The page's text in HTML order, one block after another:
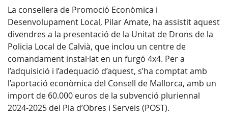
La consellera de Promoció Econòmica i
Desenvolupament Local, Pilar Amate, ha assistit aquest
divendres a la presentació de la Unitat de Drons de la
Policia Local de Calvià, que inclou un centre de
comandament instal·lat en un furgó 4x4. Per a
l’adquisició i l’adequació d’aquest, s’ha comptat amb
l’aportació econòmica del Consell de Mallorca, amb un
import de 60.000 euros de la subvenció pluriennal
2024-2025 del Pla d’Obres i Serveis (POST).